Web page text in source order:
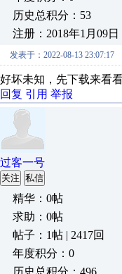
历史总积分：53
注册：2018年1月09日
发表于：2022-08-13 23:07:17
好坏未知，先下载来看
回复 引用 举报
过客一号
关注 私信
精华：0帖
求助：0帖
帖子：1帖 | 2417回
年度积分：0
历史总积分：496